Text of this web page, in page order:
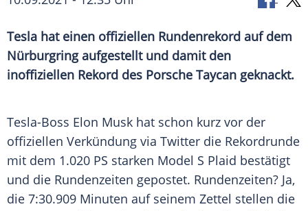
Tesla hat einen offiziellen Rundenrekord auf dem
Nürburgringaufgestellt und damit den
inoffiziellen Rekord des Porsche Taycan geknackt.
Tesla-Boss Elon Musk hat schon kurz vor der
offiziellen Verkündung via Twitter die Rekordrunde
mit dem 1.020 PS starken Model S Plaid bestätigt
und die Rundenzeiten gepostet. Rundenzeiten? Ja,
die 7:30.909 Minuten auf seinem Zettel stellen die